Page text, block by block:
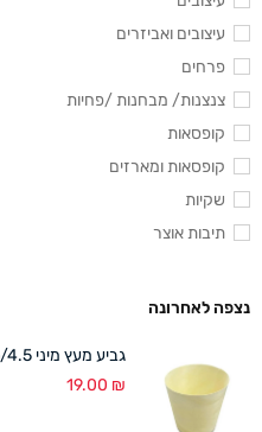
עיצובים ואביזרים
פרחים
צנצנות/ מבחנות /פחיות
קופסאות
קופסאות ומארזים
שקיות
תיבות אוצר
נצפה לאחרונה
גביע מעץ מיני 6/4.5 ס"מ (50 יח')
19.00 ₪